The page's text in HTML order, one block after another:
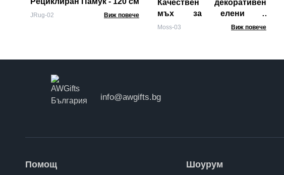
JRug-02 Виж повече
Качествен декоративен
мъх за елени -
ментовозелено - кутия 635
Moss-03 Виж повече
info@awgifts.bg
Помощ Шоурум